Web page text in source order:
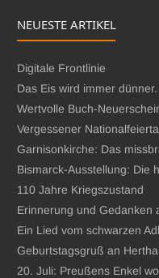
NEUESTE ARTIKEL
Digitale Frontlinie
Das Eis wird immer dünner.
Wertvolle Buch-
Vergessener
Garnisonkirche: Das
Bismarck-Ausstellung: Die
110 Jahre Kriegszustand
Erinnerung und Gedanken
Ein Lied vom schwarzen
Geburtstagsgruß an
20. Juli: Preußens Enkel